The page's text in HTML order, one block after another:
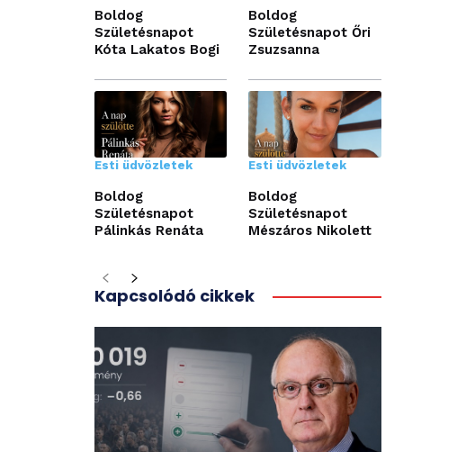
Boldog
Születésnapot
Kóta Lakatos Bogi
Boldog
Születésnapot Őri
Zsuzsanna
Esti üdvözletek
Boldog
Születésnapot
Pálinkás Renáta
Esti üdvözletek
Boldog
Születésnapot
Mészáros Nikolett
Kapcsolódó cikkek